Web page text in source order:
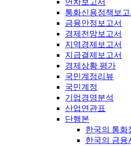
연차보고서
통화신용정책보고
금융안정보고서
경제전망보고서
지역경제보고서
지급결제보고서
경제상황 평가
국민계정리뷰
국민계정
기업경영분석
산업연관표
단행본
한국의 통화
한국의 금융